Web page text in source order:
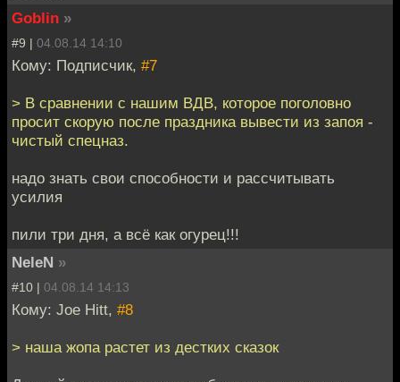
Goblin »
#9 | 04.08.14 14:10
Кому: Подписчик, #7
> В сравнении с нашим ВДВ, которое поголовно
просит скорую после праздника вывести из запоя -
чистый спецназ.
надо знать свои способности и рассчитывать
усилия
пили три дня, а всё как огурец!!!
NeleN »
#10 | 04.08.14 14:13
Кому: Joe Hitt, #8
> наша жопа растет из дестких сказок